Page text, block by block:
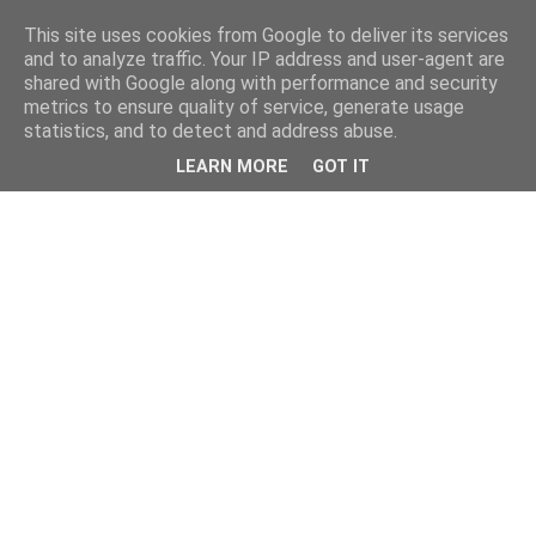
This site uses cookies from Google to deliver its services
and to analyze traffic. Your IP address and user-agent are
shared with Google along with performance and security
metrics to ensure quality of service, generate usage
statistics, and to detect and address abuse.
LEARN MORE GOT IT